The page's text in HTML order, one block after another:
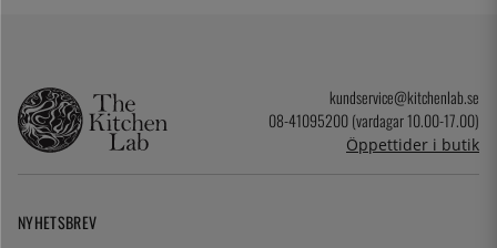
kundservice@kitchenlab.se
08-41095200 (vardagar 10.00-17.00)
Öppettider i butik
NYHETSBREV